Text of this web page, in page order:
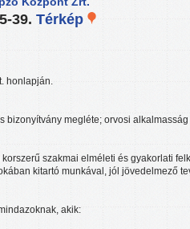
39. Térkép
honlapján.
bizonyítvány megléte; orvosi alkalmasság
szakmai elméleti és gyakorlati
kitartó munkával, jól jövedelmező
akik: